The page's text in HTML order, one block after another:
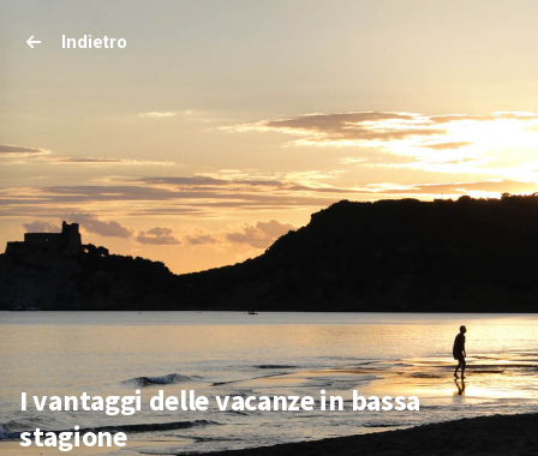
Indietro
I vantaggi delle vacanze in bassa
stagione